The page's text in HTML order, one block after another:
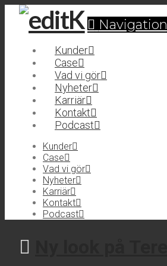
Navigation
Kunder
Case
Vad vi gör
Nyheter
Karriär
Kontakt
Podcast
Kunder
Case
Vad vi gör
Nyheter
Karriär
Kontakt
Podcast